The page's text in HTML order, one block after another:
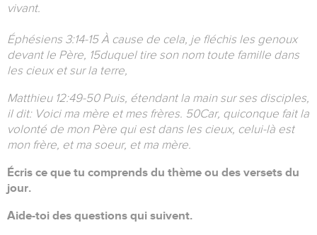
vivant.
Éphésiens 3:14-15 À cause de cela, je fléchis les genoux
devant le Père, 15duquel tire son nom toute famille dans
les cieux et sur la terre,
Matthieu 12:49-50 Puis, étendant la main sur ses disciples,
il dit: Voici ma mère et mes frères. 50Car, quiconque fait la
volonté de mon Père qui est dans les cieux, celui-là est
mon frère, et ma soeur, et ma mère.
Écris ce que tu comprends du thème ou des versets du
jour.
Aide-toi des questions qui suivent.